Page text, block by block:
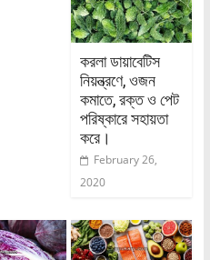
করলা ডায়াবেটিস
নিয়ন্ত্রণে, ওজন
কমাতে, রক্ত ও পেট
পরিষ্কারে সহায়তা
করে।
February 26,
2020